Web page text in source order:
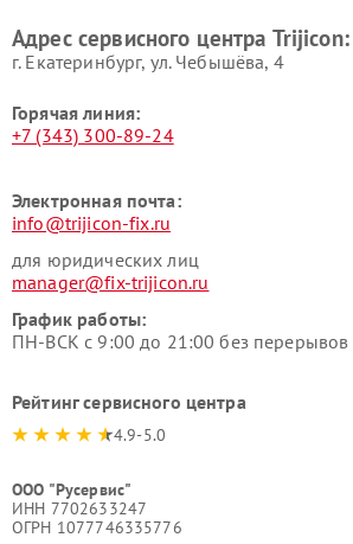
Адрес сервисного центра Trijicon:
г. Екатеринбург, ул. Чебышёва, 4
Горячая линия:
+7 (343) 300-89-24
Электронная почта:
info@trijicon-fix.ru
для юридических лиц
manager@fix-trijicon.ru
График работы:
ПН-ВСК с 9:00 до 21:00 без
Рейтинг сервисного центра
4.9-5.0
ООО "Русервис"
ИНН 7702633247
ОГРН 1077746335776